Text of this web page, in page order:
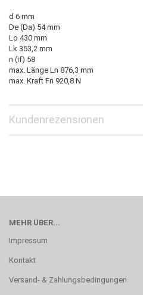
d 6 mm
De (Da) 54 mm
Lo 430 mm
Lk 353,2 mm
n (if) 58
max. Länge Ln 876,3 mm
max. Kraft Fn 920,8 N
Kundenrezensionen
MEHR ÜBER...
Impressum
Kontakt
Versand- & Zahlungsbedingungen